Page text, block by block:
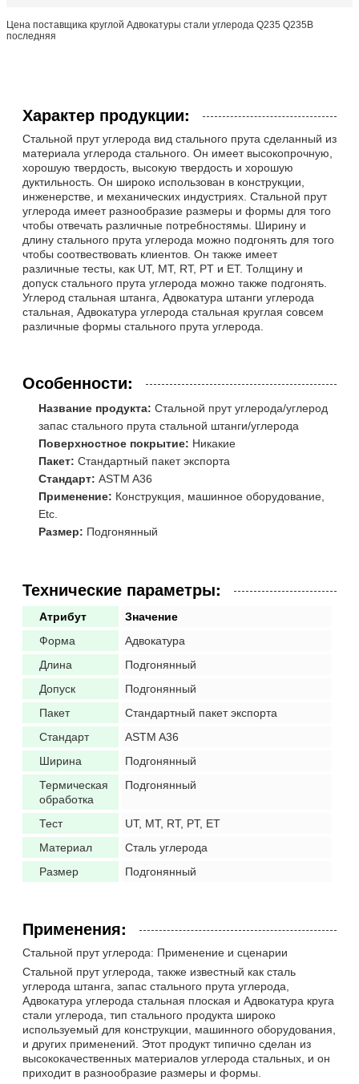
Цена поставщика круглой Адвокатуры стали углерода Q235 Q235B
последняя
Характер продукции:
Стальной прут углерода вид стального прута сделанный из
материала углерода стального. Он имеет высокопрочную,
хорошую твердость, высокую твердость и хорошую
дуктильность. Он широко использован в конструкции,
инженерстве, и механических индустриях. Стальной прут
углерода имеет разнообразие размеры и формы для того
чтобы отвечать различные потребностямы. Ширину и
длину стального прута углерода можно подгонять для того
чтобы соотвествовать клиентов. Он также имеет
различные тесты, как UT, MT, RT, PT и ET. Толщину и
допуск стального прута углерода можно также подгонять.
Углерод стальная штанга, Адвокатура штанги углерода
стальная, Адвокатура углерода стальная круглая совсем
различные формы стального прута углерода.
Особенности:
Название продукта: Стальной прут углерода/углерод
запас стального прута стальной штанги/углерода
Поверхностное покрытие: Никакие
Пакет: Стандартный пакет экспорта
Стандарт: ASTM A36
Применение: Конструкция, машинное оборудование,
Etc.
Размер: Подгонянный
Технические параметры:
Атрибут
Значение
Форма
Адвокатура
Длина
Подгонянный
Допуск
Подгонянный
Пакет
Стандартный пакет экспорта
Стандарт
ASTM A36
Ширина
Подгонянный
Термическая
обработка
Подгонянный
Тест
UT, MT, RT, PT, ET
Материал
Сталь углерода
Размер
Подгонянный
Применения:
Стальной прут углерода: Применение и сценарии
Стальной прут углерода, также известный как сталь
углерода штанга, запас стального прута углерода,
Адвокатура углерода стальная плоская и Адвокатура круга
стали углерода, тип стального продукта широко
используемый для конструкции, машинного оборудования,
и других применений. Этот продукт типично сделан из
высококачественных материалов углерода стальных, и он
приходит в разнообразие размеры и формы.